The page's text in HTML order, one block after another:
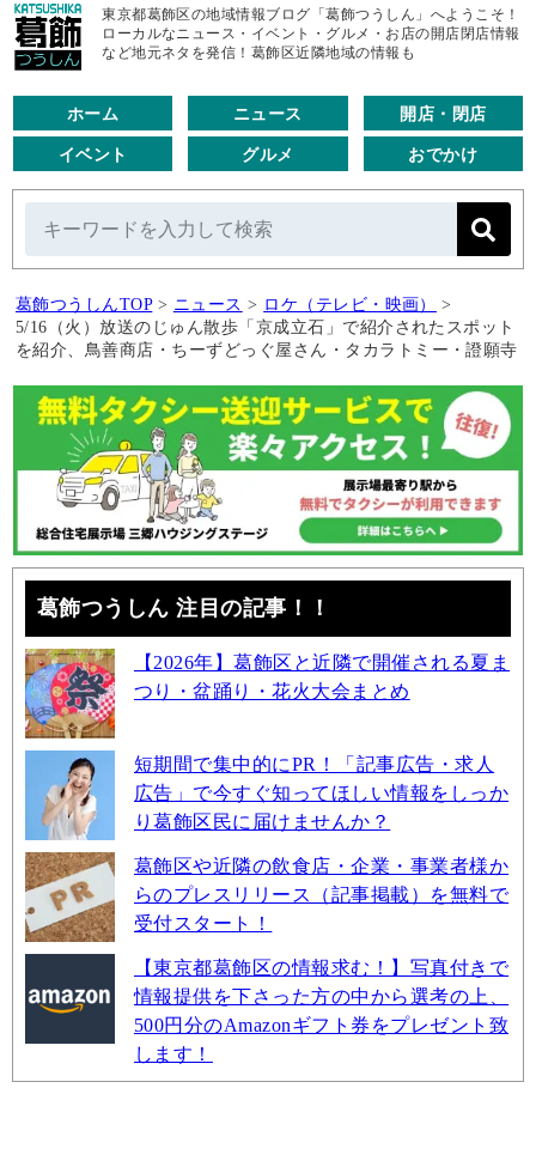
東京都葛飾区の地域情報ブログ「葛飾つうしん」へようこそ！
ローカルなニュース・イベント・グルメ・お店の開店閉店情報
など地元ネタを発信！葛飾区近隣地域の情報も
ホーム ニュース 開店・閉店
イベント グルメ おでかけ
葛飾つうしんTOP > ニュース > ロケ（テレビ・映画）
>
5/16（火）放送のじゅん散歩「京成立石」で紹介されたスポット
を紹介、鳥善商店・ちーずどっぐ屋さん・タカラトミー・證願寺
葛飾つうしん 注目の記事！！
【2026年】葛飾区と近隣で開催される夏ま
つり・盆踊り・花火大会まとめ
短期間で集中的にPR！「記事広告・求人
広告」で今すぐ知ってほしい情報をしっか
り葛飾区民に届けませんか？
葛飾区や近隣の飲食店・企業・事業者様か
らのプレスリリース（記事掲載）を無料で
受付スタート！
【東京都葛飾区の情報求む！】写真付きで
情報提供を下さった方の中から選考の上、
500円分のAmazonギフト券をプレゼント致
します！